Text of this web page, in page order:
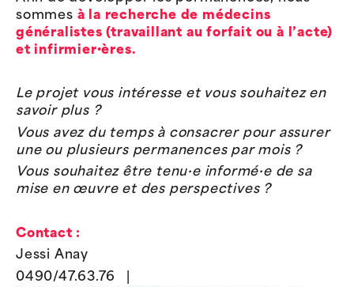
sommes à la recherche de médecins
généralistes (travaillant au forfait ou à l’acte)
et infirmier·ères.
Le projet vous intéresse et vous souhaitez en
savoir plus ?
Vous avez du temps à consacrer pour assurer
une ou plusieurs permanences par mois ?
Vous souhaitez être tenu·e informé·e de sa
mise en œuvre et des perspectives ?
Contact :
Jessi Anay
0490/47.63.76 |